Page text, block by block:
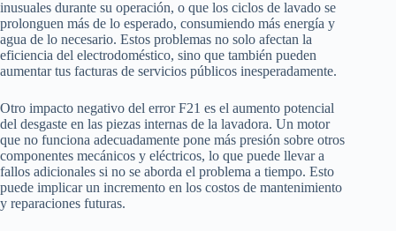
inusuales durante su operación, o que los ciclos de lavado se
prolonguen más de lo esperado, consumiendo más energía y
agua de lo necesario. Estos problemas no solo afectan la
eficiencia del electrodoméstico, sino que también pueden
aumentar tus facturas de servicios públicos inesperadamente.
Otro impacto negativo del error F21 es el aumento potencial
del desgaste en las piezas internas de la lavadora. Un motor
que no funciona adecuadamente pone más presión sobre otros
componentes mecánicos y eléctricos, lo que puede llevar a
fallos adicionales si no se aborda el problema a tiempo. Esto
puede implicar un incremento en los costos de mantenimiento
y reparaciones futuras.